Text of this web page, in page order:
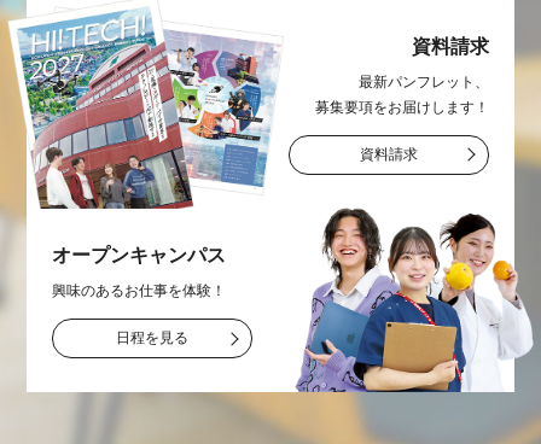
資料請求
最新パンフレット、
募集要項をお届け します！
資料請求
オープンキャンパス
興味のあるお仕事を体験！
日程を見る